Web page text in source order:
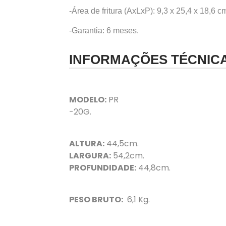
-Área de fritura (AxLxP): 9,3 x 25,4 x 18,6
-Garantia: 6 meses.
INFORMAÇÕES
MODELO: PR
-20G.
ALTURA: 44,5cm.
LARGURA: 54,2cm.
PROFUNDIDADE: 44,8cm.
PESO BRUTO: 6,1 Kg.